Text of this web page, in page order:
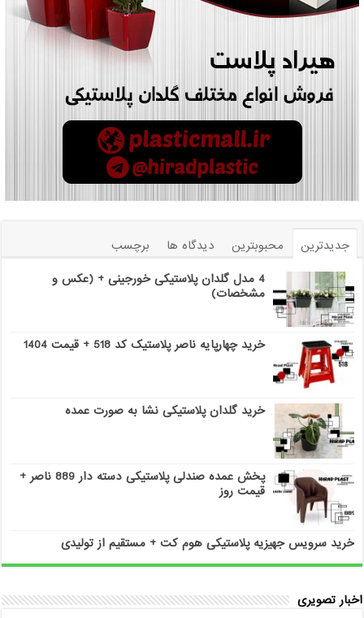
جدیدترین محبوبترین دیدگاه ها
برچسب
4 مدل گلدان پلاستیکی خورجینی + (عکس و
مشخصات)
خرید چهارپایه ناصر پلاستیک کد 518 + قیمت 1404
خرید گلدان پلاستیکی نشا به صورت عمده
پخش عمده صندلی پلاستیکی دسته دار 889 ناصر +
قیمت روز
خرید سرویس جهیزیه پلاستیکی هوم کت + مستقیم از تولیدی
اخبار تصویری